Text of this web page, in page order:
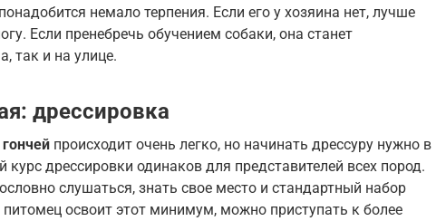
немало терпения. Если его у хозяина нет, лучше
Если пренебречь обучением собаки, она станет
так и на улице.
дрессировка
происходит очень легко, но начинать дрессуру нужно в
дрессировки одинаков для представителей всех пород.
слушаться, знать свое место и стандартный набор
освоит этот минимум, можно приступать к более